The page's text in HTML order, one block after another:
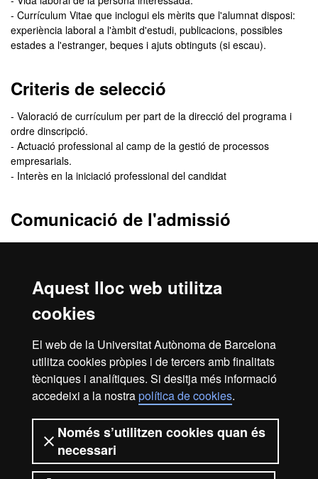
Aquest lloc web utilitza
cookies
El web de la Universitat Autònoma de Barcelona
utilitza cookies pròpies i de tercers amb finalitats
tècniques i analítiques. Si desitja més informació
accedeixi a la nostrapolítica de cookies.
Només s’utilitzen cookies quan és
necessari
- Currículum Vitae que inclogui els mèrits que l'alumnat disposi:
experiència laboral a l'àmbit d'estudi, publicacions, possibles
estades a l'estranger, beques i ajuts obtinguts (si escau).
Criteris de selecció
- Valoració de currículum per part de la direcció del programa i
ordre dinscripció.
- Actuació professional al camp de la gestió de processos
empresarials.
- Interès en la iniciació professional del candidat
Comunicació de l'admissió
Elresultat de l’admissióel rebràs, de manera personalitzada, a
formalitzar la matrícula.
La resolució no es publica al web; les comunicacions són per
Revisa lasafata de correu brossadel teu correu electrònic. De
vegades, els missatges poden entrar com a correu brossa.
Inici Avís legal
Protecció de dades
Sobre el web